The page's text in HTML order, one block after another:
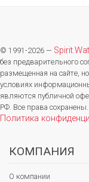
© 1991-2026 —
без предварительного
размещенная на сайте,
условиях
являются публичной
РФ. Все права
Политика
КОМПАНИЯ
О компании